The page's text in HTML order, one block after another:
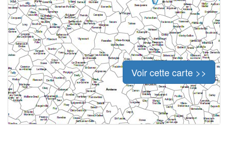
Voir cette carte >>